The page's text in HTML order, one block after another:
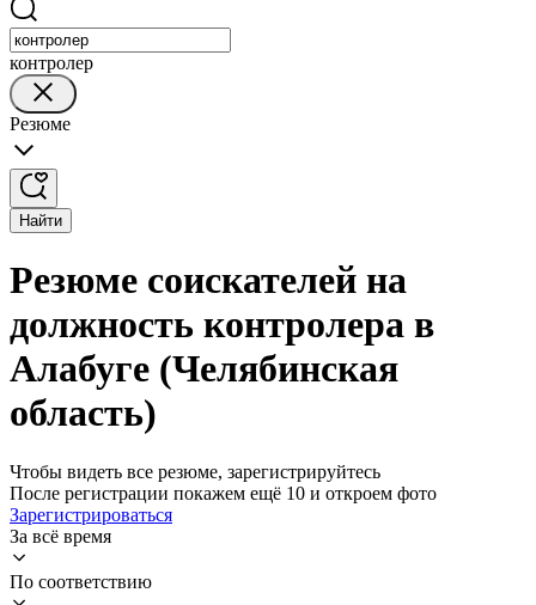
контролер
Резюме
Найти
Резюме соискателей на
должность контролера в
Алабуге (Челябинская
область)
Чтобы видеть все резюме, зарегистрируйтесь
После регистрации покажем ещё 10 и откроем фото
Зарегистрироваться
За всё время
По соответствию